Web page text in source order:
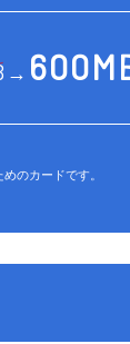
のカードです。